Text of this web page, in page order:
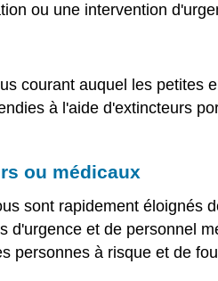
ou une intervention
courant auquel les
à l'aide d'extincteurs
ou médicaux
sont rapidement
d'urgence et de personnel
personnes à risque et de